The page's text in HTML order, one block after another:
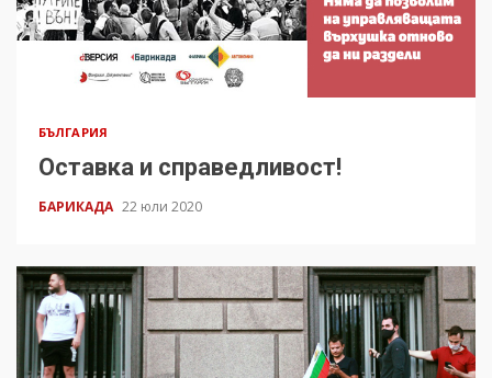
БЪЛГАРИЯ
Оставка и справедливост!
БАРИКАДА 22 юли 2020